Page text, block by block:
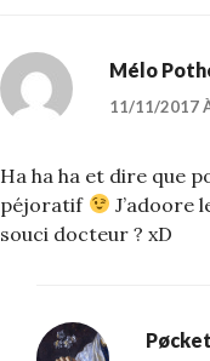
Mélo
11/11/2017
Ha ha ha et dire que
péjoratif
J’adoore
souci docteur ? xD